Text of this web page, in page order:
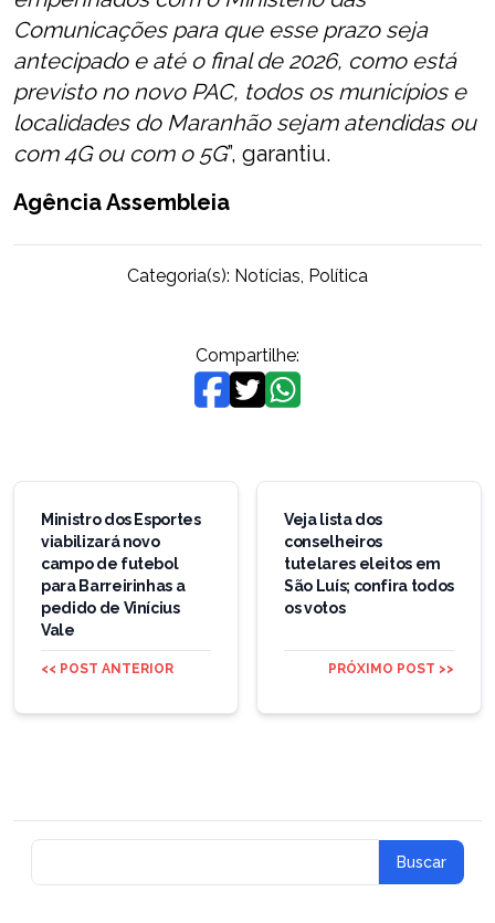
Comunicações para que esse prazo seja
antecipado e até o final de 2026, como está
previsto no novo PAC, todos os municípios e
localidades do Maranhão sejam atendidas ou
com 4G ou com o 5G”, garantiu.
Agência Assembleia
Categoria(s): Notícias, Política
Compartilhe:
Navegação
Post
Ministro dos Esportes
viabilizará novo
campo de futebol
para Barreirinhas a
pedido de Vinícius
Vale
<< POST ANTERIOR
Veja lista dos
conselheiros
tutelares eleitos em
São Luís; confira todos
os votos
PRÓXIMO POST >>